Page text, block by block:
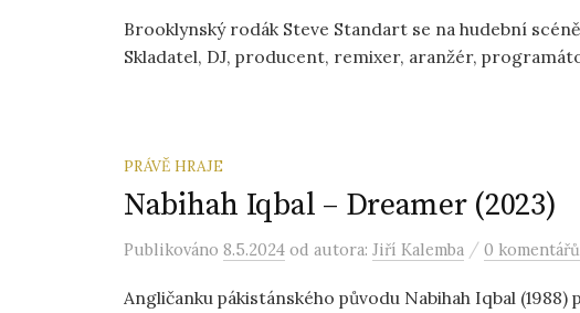
Brooklynský rodák Steve Standart se na hudební
Skladatel, DJ, producent, remixer, aranžér,
PRÁVĚ HRAJE
Nabihah Iqbal – Dreamer (2023)
Publikováno 8.5.2024 od autora: Jiří Kalemba / 0 komentářů
Angličanku pákistánského původu Nabihah Iqbal